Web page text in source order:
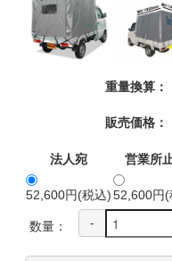
重量換算：
販売価格：
法人宛 営業所
52,600円(税込)52,600円(
数量： -